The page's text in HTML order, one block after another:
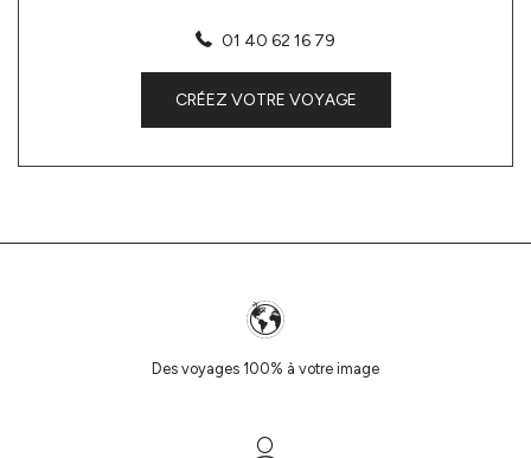
01 40 62 16 79
CRÉEZ VOTRE VOYAGE
Des voyages 100% à votre image